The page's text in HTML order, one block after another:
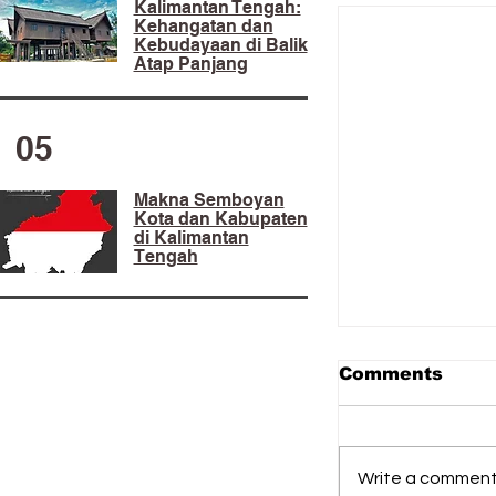
Kalimantan Tengah:
Kehangatan dan
Kebudayaan di Balik
Atap Panjang
05
Makna Semboyan
Kota dan Kabupaten
di Kalimantan
Tengah
Comments
Write a